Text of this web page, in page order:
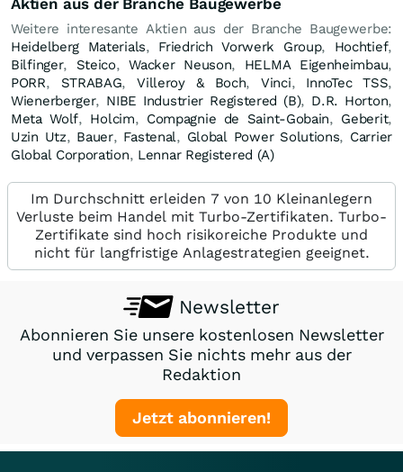
Weitere interesante Aktien aus der Branche Baugewerbe:
Heidelberg Materials, Friedrich Vorwerk Group, Hochtief,
Bilfinger, Steico,Wacker Neuson, HELMA Eigenheimbau,
PORR, STRABAG,Villeroy & Boch,Vinci, InnoTec TSS,
Wienerberger, NIBE Industrier Registered (B), D.R. Horton,
Meta Wolf, Holcim, Compagnie de Saint-Gobain, Geberit,
Uzin Utz, Bauer, Fastenal, Global Power Solutions, Carrier
Global Corporation, Lennar Registered (A)
Im Durchschnitt erleiden 7 von 10 Kleinanlegern
Verluste beim Handel mit Turbo-Zertifikaten. Turbo-
Zertifikate sind hoch risikoreiche Produkte und
nicht für langfristige Anlagestrategien geeignet.
Newsletter
Abonnieren Sie unsere kostenlosen Newsletter
und verpassen Sie nichts mehr aus der
Redaktion
Jetzt abonnieren!